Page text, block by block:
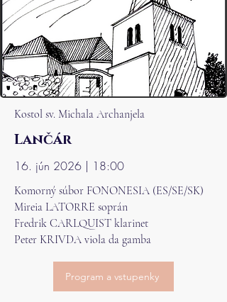
Kostol sv. Michala Archanjela
Lančár
16. jún 2026 | 18:00
​Komorný súbor FONONESIA (ES/SE/SK)
Mireia LATORRE soprán
Fredrik CARLQUIST klarinet
Peter KRIVDA viola da gamba
Program a vstupenky